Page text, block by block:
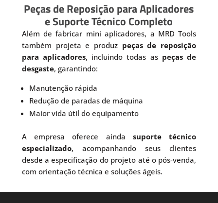
Peças de Reposição para Aplicadores
e Suporte Técnico Completo
Além de fabricar mini aplicadores, a MRD Tools
também projeta e produz peças de reposição
para aplicadores, incluindo todas as peças de
desgaste, garantindo:
Manutenção rápida
Redução de paradas de máquina
Maior vida útil do equipamento
A empresa oferece ainda suporte técnico
especializado, acompanhando seus clientes
desde a especificação do projeto até o pós-venda,
com orientação técnica e soluções ágeis.